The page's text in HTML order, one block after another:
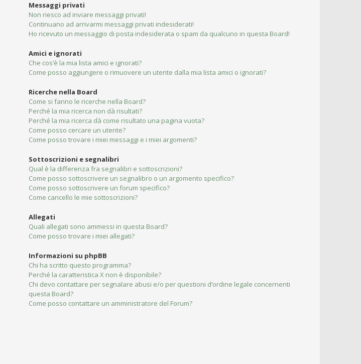
Messaggi privati
Non riesco ad inviare messaggi privati!
Continuano ad arrivarmi messaggi privati indesiderati!
Ho ricevuto un messaggio di posta indesiderata o spam da qualcuno in questa Board!
Amici e ignorati
Che cos’è la mia lista amici e ignorati?
Come posso aggiungere o rimuovere un utente dalla mia lista amici o ignorati?
Ricerche nella Board
Come si fanno le ricerche nella Board?
Perché la mia ricerca non dà risultati?
Perché la mia ricerca dà come risultato una pagina vuota?
Come posso cercare un utente?
Come posso trovare i miei messaggi e i miei argomenti?
Sottoscrizioni e segnalibri
Qual è la differenza fra segnalibri e sottoscrizioni?
Come posso sottoscrivere un segnalibro o un argomento specifico?
Come posso sottoscrivere un forum specifico?
Come cancello le mie sottoscrizioni?
Allegati
Quali allegati sono ammessi in questa Board?
Come posso trovare i miei allegati?
Informazioni su phpBB
Chi ha scritto questo programma?
Perché la caratteristica X non è disponibile?
Chi devo contattare per segnalare abusi e/o per questioni d’ordine legale concernenti
questa Board?
Come posso contattare un amministratore del Forum?